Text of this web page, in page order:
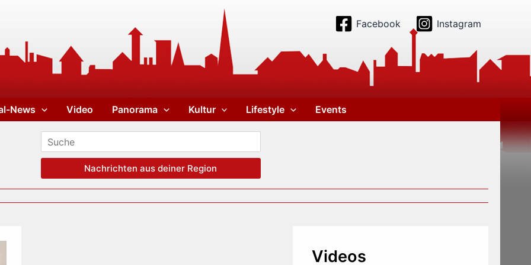
Facebook Instagram
News Video Panorama Kultur Lifestyle Events
Nachrichten aus deiner Region
Videos